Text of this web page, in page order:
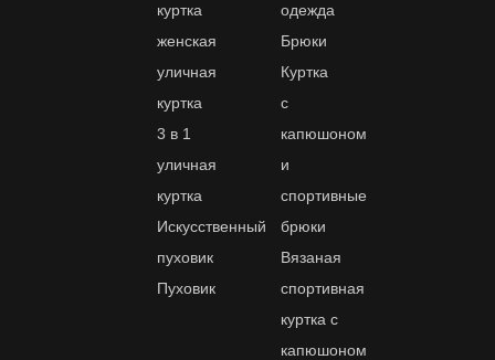
куртка
женская
уличная
куртка
3 в 1
уличная
куртка
Искусственный
пуховик
Пуховик
одежда
Брюки
Куртка
с
капюшоном
и
спортивные
брюки
Вязаная
спортивная
куртка с
капюшоном